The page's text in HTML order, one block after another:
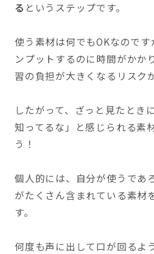
る というステップです。
使う素材は何でもOKなので
ンプットするのに時間がかか
習の負担が大きくなるリスク
したがって、ざっと見たとき
知ってるな」と感じられる素
う！
個人的には、自分が使うであ
がたくさん含まれている素材
す。
何度も声に出して口が回るよ